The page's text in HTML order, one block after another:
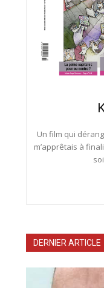
Un film qui
m’apprêtais à
DERNIER ARTICLE